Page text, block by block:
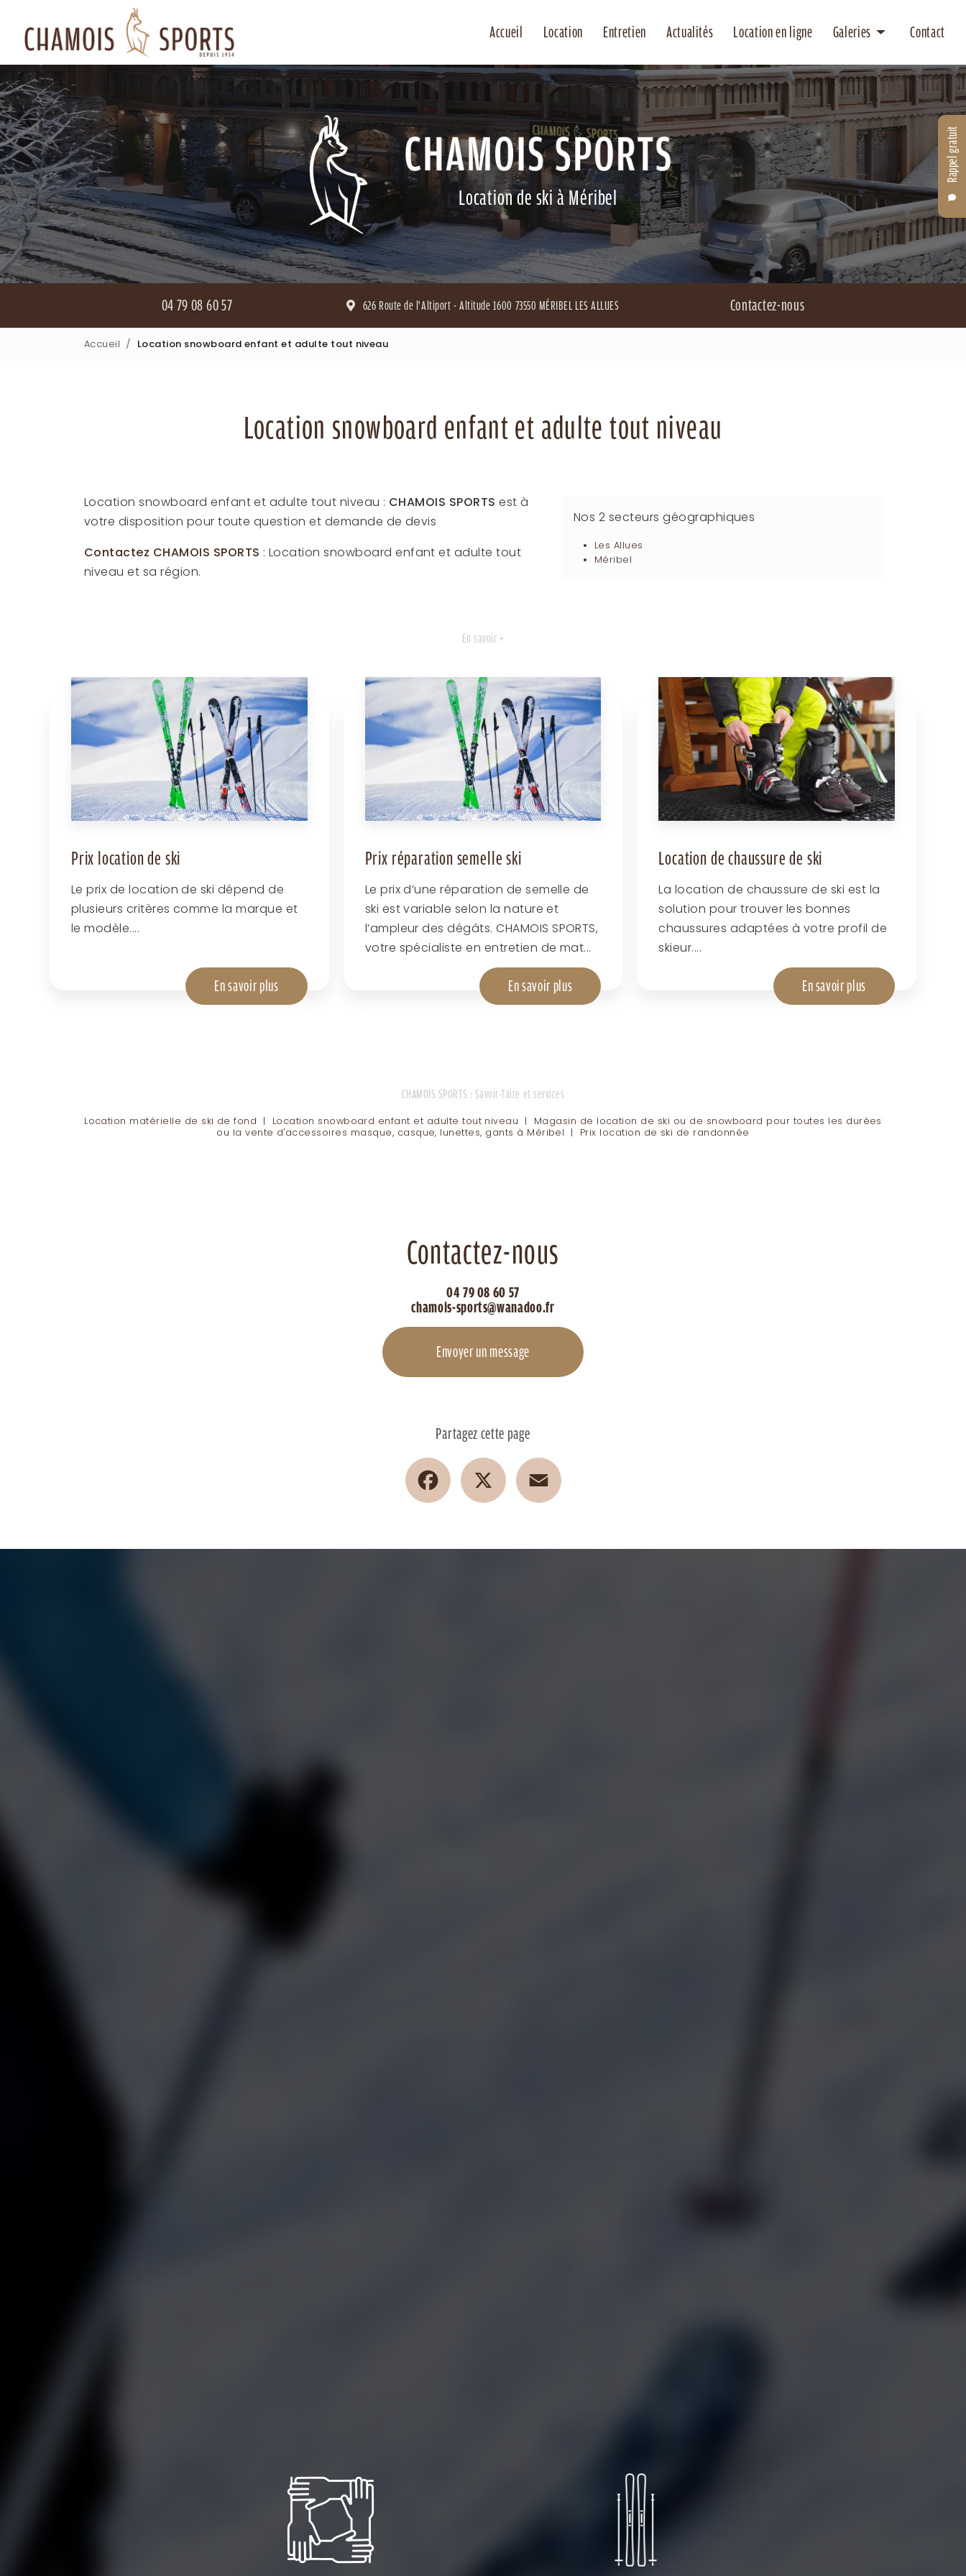
contenu
principal
Rappel gratuit
Accueil Location Entretien Actualités Location en ligne Galeries
Location
Entretien
Contact
Location de ski à Méribel
04 79 08 60 57 626 Route de l'Altiport - Altitude 1600 73550 MÉRIBEL LES ALLUES Contactez-nous
Accueil Location snowboard enfant et adulte tout niveau
Location snowboard enfant et adulte tout niveau
Location snowboard enfant et adulte tout niveau : CHAMOIS SPORTS est à
votre disposition pour toute question et demande de devis
Contactez CHAMOIS SPORTS : Location snowboard enfant et adulte tout
niveau et sa région.
Nos 2 secteurs géographiques
Les Allues
Méribel
En savoir +
Prix location de ski
Le prix de location de ski dépend de
plusieurs critères comme la marque et
le modèle....
En savoir plus
Prix réparation semelle ski
Le prix d’une réparation de semelle de
ski est variable selon la nature et
l’ampleur des dégâts. CHAMOIS SPORTS,
votre spécialiste en entretien de mat...
En savoir plus
Location de chaussure de ski
La location de chaussure de ski est la
solution pour trouver les bonnes
chaussures adaptées à votre profil de
skieur....
En savoir plus
CHAMOIS SPORTS : Savoir-faire et services
Location matérielle de ski de fond | Location snowboard enfant et adulte tout niveau | Magasin de location de ski ou de snowboard pour toutes les durées
ou la vente d'accessoires masque, casque, lunettes, gants à Méribel | Prix location de ski de randonnée
Contactez-nous
04 79 08 60 57
chamois-sports@wanadoo.fr
Envoyer un message
Partagez cette page
Facebook